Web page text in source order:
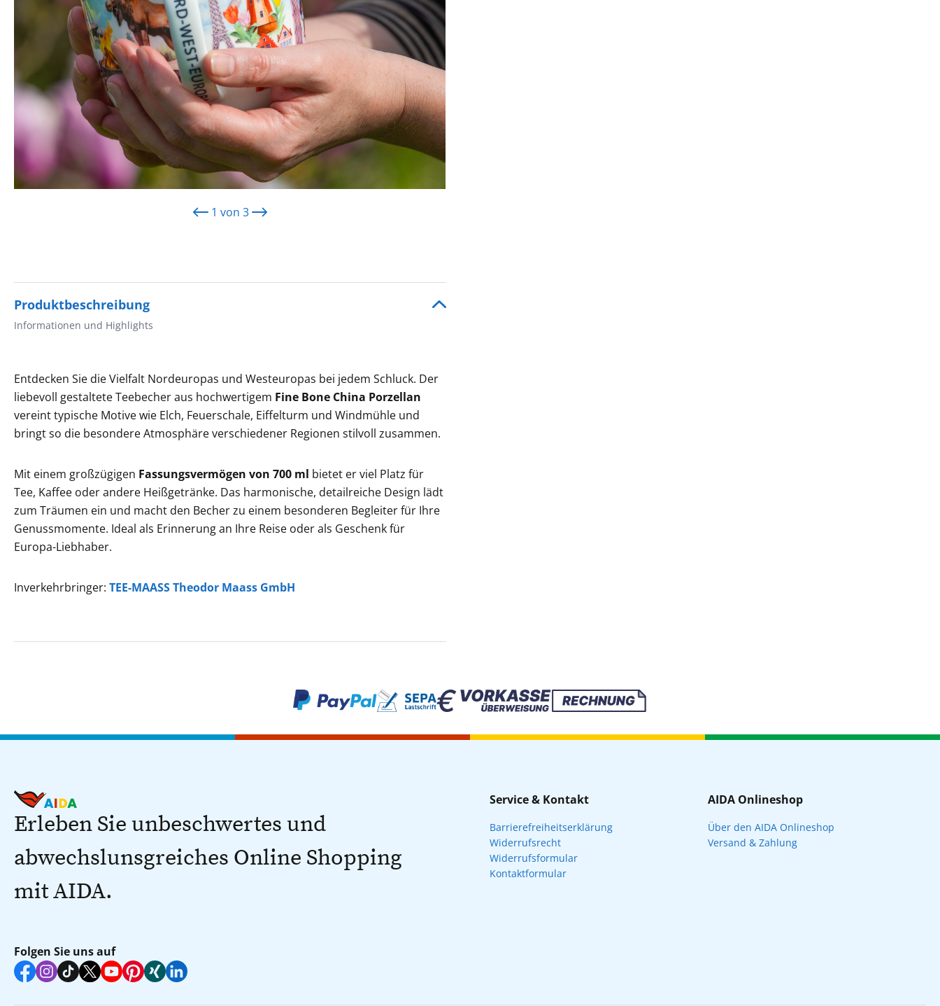
1 von 3
Produktbeschreibung
Informationen und Highlights
Entdecken Sie die Vielfalt Nordeuropas und Westeuropas bei jedem Schluck. Der
liebevoll gestaltete Teebecher aus hochwertigem Fine Bone China Porzellan
vereint typische Motive wie Elch, Feuerschale, Eiffelturm und Windmühle und
bringt so die besondere Atmosphäre verschiedener Regionen stilvoll zusammen.
Mit einem großzügigen Fassungsvermögen von 700 ml bietet er viel Platz für
Tee, Kaffee oder andere Heißgetränke. Das harmonische, detailreiche Design lädt
zum Träumen ein und macht den Becher zu einem besonderen Begleiter für Ihre
Genussmomente. Ideal als Erinnerung an Ihre Reise oder als Geschenk für
Europa-Liebhaber.
Inverkehrbringer: TEE-MAASS Theodor Maass GmbH
Erleben Sie unbeschwertes und
abwechslunsgreiches Online Shopping
mit AIDA.
Folgen Sie uns auf
Service & Kontakt
Barrierefreiheitserklärung
Widerrufsrecht
Widerrufsformular
Kontaktformular
AIDA Onlineshop
Über den AIDA Onlineshop
Versand & Zahlung